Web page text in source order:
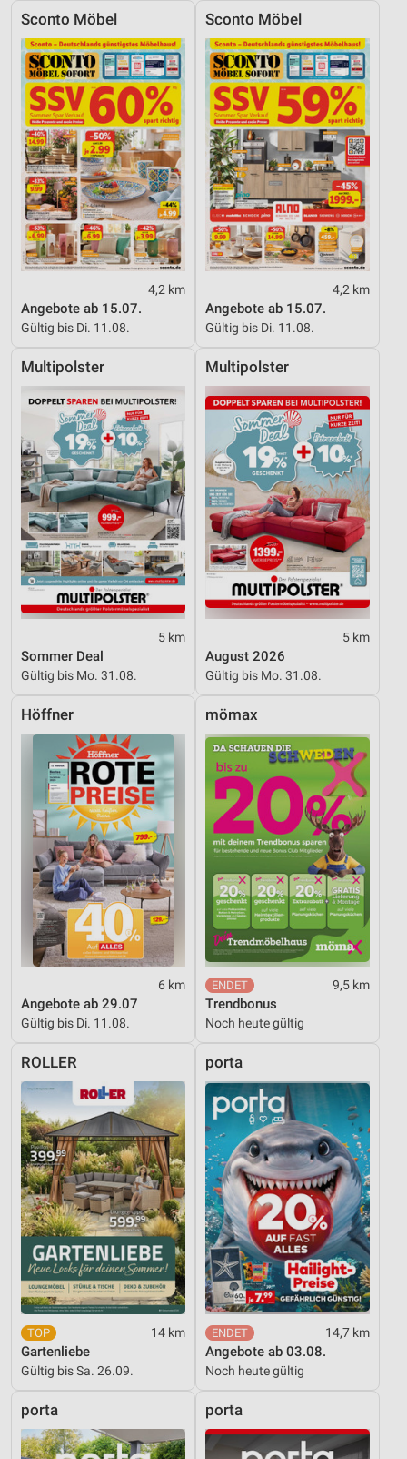
Sconto Möbel
4,2 km
Angebote ab 15.07.
Gültig bis Di. 11.08.
Sconto Möbel
4,2 km
Angebote ab 15.07.
Gültig bis Di. 11.08.
Multipolster
5 km
Sommer Deal
Gültig bis Mo. 31.08.
Multipolster
5 km
August 2026
Gültig bis Mo. 31.08.
Höffner
6 km
Angebote ab 29.07
Gültig bis Di. 11.08.
mömax
9,5 km
Trendbonus
Noch heute gültig
ROLLER
14 km
Gartenliebe
Gültig bis Sa. 26.09.
porta
14,7 km
Angebote ab 03.08.
Noch heute gültig
porta porta